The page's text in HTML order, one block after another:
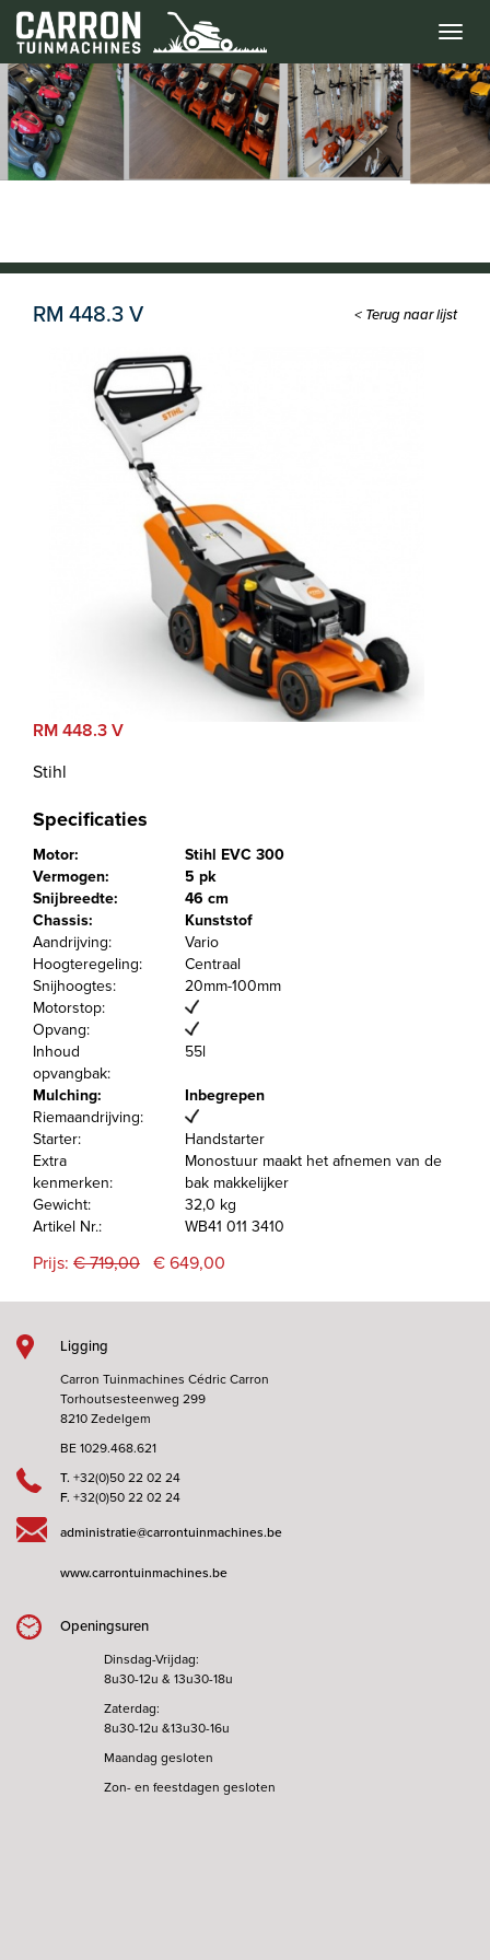
Menu
RM 448.3 V < Terug naar lijst
RM 448.3 V
Stihl
Specificaties
Motor:
Stihl EVC 300
Vermogen:
5 pk
Snijbreedte:
46 cm
Chassis:
Kunststof
Aandrijving:
Vario
Hoogteregeling:
Centraal
Snijhoogtes:
20mm-100mm
Motorstop:
Opvang:
Inhoud
opvangbak:
55l
Mulching:
Inbegrepen
Riemaandrijving:
Starter:
Handstarter
Extra
kenmerken:
Monostuur maakt het afnemen van de
bak makkelijker
Gewicht:
32,0 kg
Artikel Nr.:
WB41 011 3410
Prijs: € 719,00 € 649,00
Ligging
Carron Tuinmachines Cédric Carron
Torhoutsesteenweg 299
8210 Zedelgem
BE 1029.468.621
T. +32(0)50 22 02 24
F. +32(0)50 22 02 24
administratie@carrontuinmachines.be
www.carrontuinmachines.be
Openingsuren
Dinsdag-Vrijdag:
8u30-12u & 13u30-18u
Zaterdag:
8u30-12u &13u30-16u
Maandag gesloten
Zon- en feestdagen gesloten